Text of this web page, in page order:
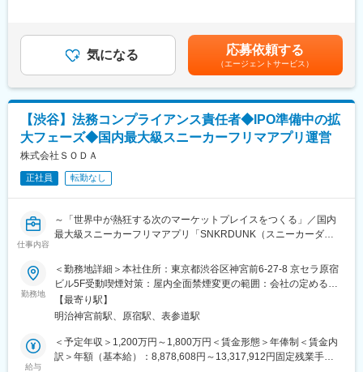
DX支援までを一手に担う、シェアードサービス＆コンサルティン
グ企業です。
変更の範囲：会社の定める業務
・医師面談
・医師交渉（将来設計）
■ポジションの魅力：
医師(眼科医)との打ち合わせを通して、交渉力・折衝力向上は活動
に比例し確実にスキルアップ可能です。望まれる方にはベストな
職種である事は間違いなし、医師との提携開業に至った際には数
か月の活動の集大成と達成感を最大限経験出来ます。
■所属部署：
事業開発グループコンサルティングチーム計11名(東京6名、名古
屋2名、大阪2名、福岡1名)
ＨＯＹＡグループで唯一小売ビジネスを展開しているおり、国内
に約380店舗の直営コンタクトレンズ専門店「アイシティ」を運
営しています。ＨＯＹＡブランドのコンタクトレンズやケア用品
の開発・製造も行い、川上から川下まで一貫したビジネスを展開
店戦略、大胆なプロモーション・販売施策により競合他社と差別
化を図り、アイシティの国内シェアは20％を超え、高い利益率を
じて上下する可能性があります。月給(月額)は固定手当を含めた表
記です。気になる 応募依頼する
（エージェントサービス）
【渋谷】法務コンプライアンス責任者◆IPO準備中の拡
大フェーズ◆国内最大級スニーカーフリマアプリ運営
株式会社ＳＯＤＡ
正社員 転勤なし
仕事内容
～「世界中が熱狂する次のマーケットプレイスをつくる」／国内
最大級スニーカーフリマアプリ「SNKRDUNK（スニーカーダン
■ポジション概要／募集背景：
～急成長スタートアップ支える法務コンプライアンス責任者を募
集します～
私たちは月間600万人以上が利用するファッション・コレクティ
ブルマーケットプレイス「SNKRDUNK（スニーカーダンク）」
を運営しています。C2C領域における圧倒的な成長を背景に、
勤務地
＜勤務地詳細＞本社住所：東京都渋谷区神宮前6-27-8 京セラ原宿
ビル5F受動喫煙対策：屋内全面禁煙変更の範囲：会社の定める事
業所（リモートワーク含む）
【最寄り駅】
明治神宮前駅、原宿駅、表参道駅
給与
＜予定年収＞1,200万円～1,800万円＜賃金形態＞年俸制＜賃金内
訳＞年額（基本給）：8,878,608円～13,317,912円固定残業手当/